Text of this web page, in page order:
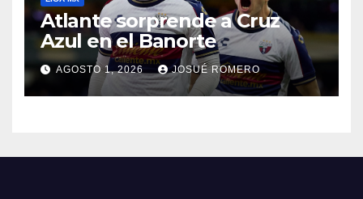
Atlante sorprende a Cruz
Azul en el Banorte
AGOSTO 1, 2026 JOSUÉ ROMERO